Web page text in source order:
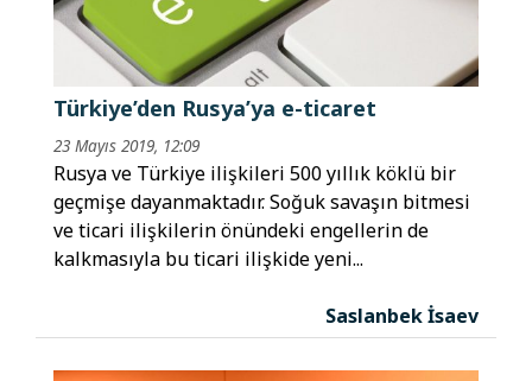
Türkiye’den Rusya’ya e-ticaret
23 Mayıs 2019, 12:09
Rusya ve Türkiye ilişkileri 500 yıllık köklü bir
geçmişe dayanmaktadır. Soğuk savaşın bitmesi
ve ticari ilişkilerin önündeki engellerin de
kalkmasıyla bu ticari ilişkide yeni...
Saslanbek İsaev